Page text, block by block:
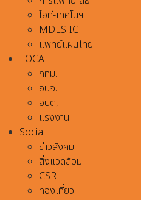
ไอที-เทคโนฯ
MDES-ICT
แพทย์แผนไทย
LOCAL
กทม.
อบจ.
อบต,
แรงงาน
Social
ข่าวสังคม
สิ่งแวดล้อม
CSR
ท่องเที่ยว